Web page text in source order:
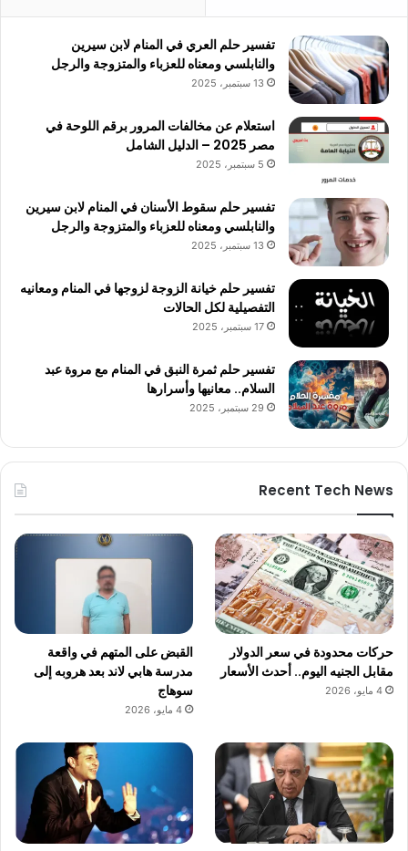
تفسير حلم العري في المنام لابن سيرين
والنابلسي ومعناه للعزباء والمتزوجة والرجل
13 سبتمبر، 2025
استعلام عن مخالفات المرور برقم اللوحة في
مصر 2025 – الدليل الشامل
5 سبتمبر، 2025
تفسير حلم سقوط الأسنان في المنام لابن سيرين
والنابلسي ومعناه للعزباء والمتزوجة والرجل
13 سبتمبر، 2025
تفسير حلم خيانة الزوجة لزوجها في المنام ومعانيه
التفصيلية لكل الحالات
17 سبتمبر، 2025
تفسير حلم ثمرة النبق في المنام مع مروة عبد
السلام.. معانيها وأسرارها
29 سبتمبر، 2025
Recent Tech News
حركات محدودة في سعر الدولار
مقابل الجنيه اليوم.. أحدث الأسعار
4 مايو، 2026
القبض على المتهم في واقعة
مدرسة هابي لاند بعد هروبه إلى
سوهاج
4 مايو، 2026